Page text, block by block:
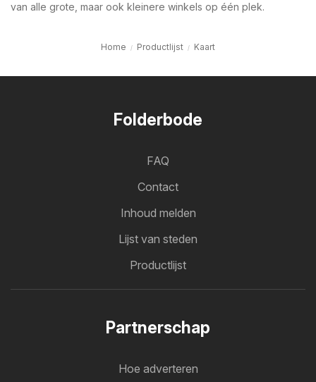
van alle grote, maar ook kleinere winkels op één plek.
Home Productlijst Kaart
Folderbode
FAQ
Contact
Inhoud melden
Lijst van steden
Productlijst
Partnerschap
Hoe adverteren